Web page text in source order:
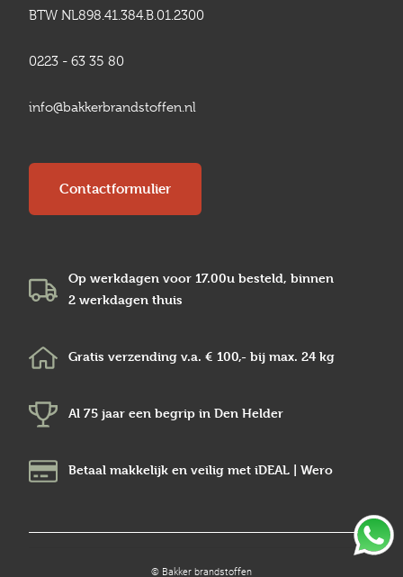
BTW NL898.41.384.B.01.2300
0223 - 63 35 80
info@bakkerbrandstoffen.nl
Contactformulier
Op werkdagen voor 17.00u besteld, binnen
2 werkdagen thuis
Gratis verzending v.a. € 100,- bij max. 24 kg
Al 75 jaar een begrip in Den Helder
Betaal makkelijk en veilig met iDEAL | Wero
© Bakker brandstoffen